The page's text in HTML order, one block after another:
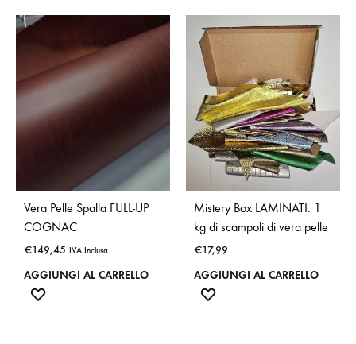
Vera Pelle Spalla FULL-UP
COGNAC
€149,45 IVA Inclusa
AGGIUNGI AL CARRELLO
Mistery Box LAMINATI: 1
kg di scampoli di vera pelle
€17,99
AGGIUNGI AL CARRELLO